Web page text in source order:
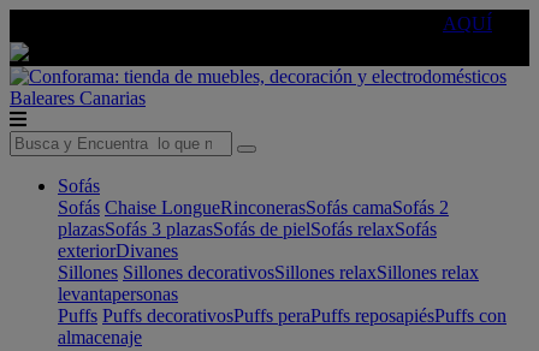
AQUÍ
Baleares Canarias
Sofás
Sofás Chaise LongueRinconerasSofás camaSofás 2
plazasSofás 3 plazasSofás de pielSofás relaxSofás
exteriorDivanes
Sillones Sillones decorativosSillones relaxSillones relax
levantapersonas
Puffs Puffs decorativosPuffs peraPuffs reposapiésPuffs con
almacenaje